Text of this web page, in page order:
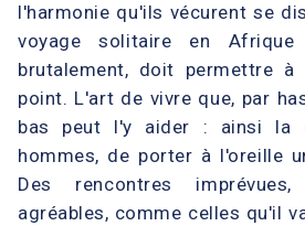
l'harmonie qu'ils vécurent se
voyage solitaire en
brutalement, doit permettre
point. L'art de vivre que, par
bas peut l'y aider : ainsi la
hommes, de porter à l'oreille
Des rencontres
agréables, comme celles qu'il